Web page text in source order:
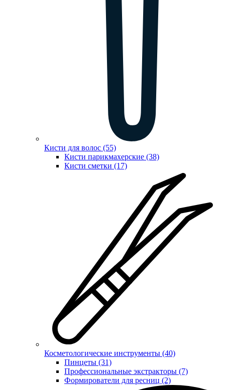
Кисти для волос (55)
Кисти парикмахерские (38)
Кисти сметки (17)
Косметологические инструменты (40)
Пинцеты (31)
Профессиональные экстракторы (7)
Формирователи для ресниц (2)